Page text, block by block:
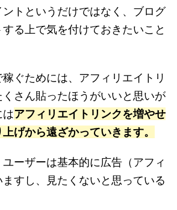
トというだけではなく、ブログ
る上で気を付けておきたいこと
ぐためには、アフィリエイトリ
さん貼ったほうがいいと思いが
はアフィリエイトリンクを増やせ
げから遠ざかっていきます。
ーザーは基本的に広告（アフィ
ますし、見たくないと思っている